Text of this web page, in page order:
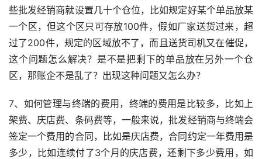
些批发经销商就设置几十个仓位，比如规定好某个单品放某
一个区，但这个区只可存放100件，假如厂家送货过来，超
过了200件，规定的区域放不了，而且送货司机又在催促，
这个问题怎么解决？是不是把剩下的单品放在另外一个仓
区，那账企不是乱了？出现这种问题又怎么办？
7、如何管理与终端的费用，终端的费用是比较多，比如上
架费、庆店费、条码费等，一般来说，批发经销商与终端会
签定一个费用的合同，比如是庆店费，合同约定一年费用是
多少，比如连续付了3个月的庆店费，还剩下多少费用，如